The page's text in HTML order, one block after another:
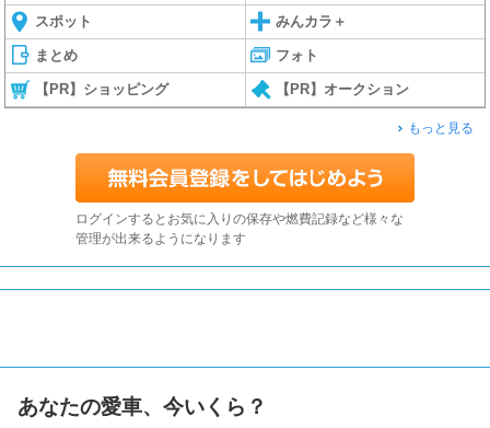
スポット みんカラ＋
まとめ フォト
【PR】ショッピング 【PR】オークション
もっと見る
ログインするとお気に入りの保存や燃費記録など様々な
管理が出来るようになります
あなたの愛車、今いくら？